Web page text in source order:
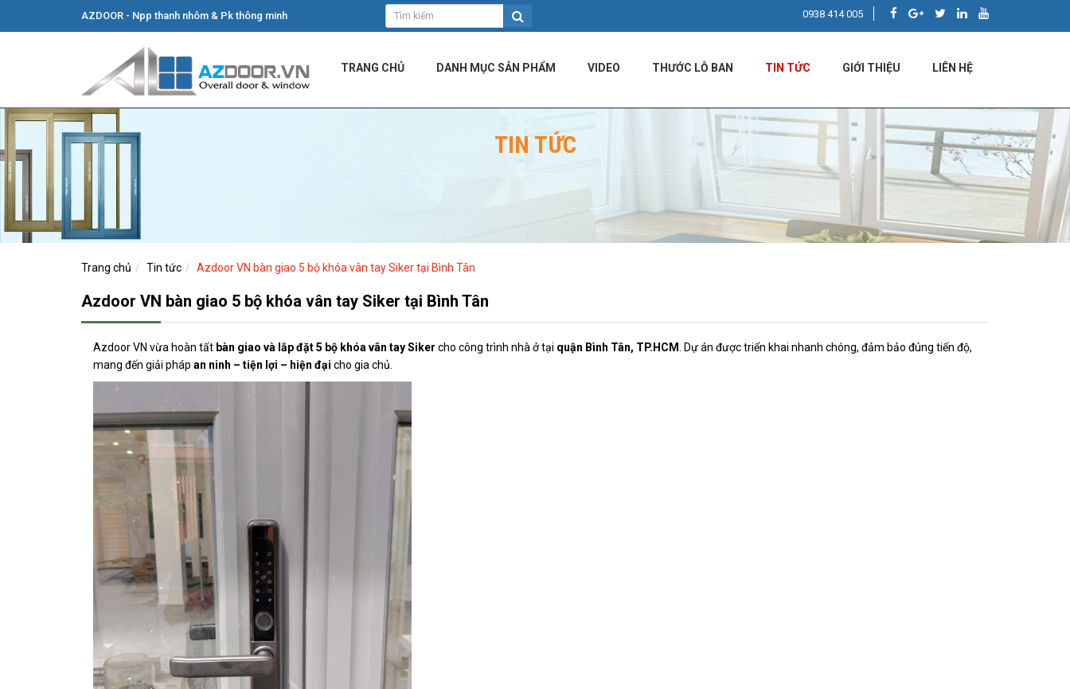
AZDOOR - Npp thanh nhôm & Pk thông minh 0938 414 005
TRANG CHỦ DANH MỤC SẢN PHẨM VIDEO THƯỚC LỖ BAN TIN TỨC GIỚI THIỆU LIÊN HỆ
TIN TỨC
Trang chủ Tin tức Azdoor VN bàn giao 5 bộ khóa vân tay Siker tại Bình Tân
Azdoor VN bàn giao 5 bộ khóa vân tay Siker tại Bình Tân
Azdoor VN vừa hoàn tất bàn giao và lắp đặt 5 bộ khóa vân tay Siker cho công trình nhà ở tại quận Bình Tân, TP.HCM
. Dự án được triển khai nhanh chóng, đảm bảo đúng tiến độ,
mang đến giải pháp an ninh – tiện lợi – hiện đại cho gia chủ.